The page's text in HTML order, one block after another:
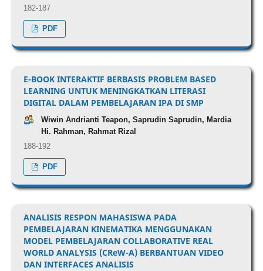
182-187
PDF
E-BOOK INTERAKTIF BERBASIS PROBLEM BASED
LEARNING UNTUK MENINGKATKAN LITERASI
DIGITAL DALAM PEMBELAJARAN IPA DI SMP
Wiwin Andrianti Teapon, Saprudin Saprudin, Mardia
Hi. Rahman, Rahmat Rizal
188-192
PDF
ANALISIS RESPON MAHASISWA PADA
PEMBELAJARAN KINEMATIKA MENGGUNAKAN
MODEL PEMBELAJARAN COLLABORATIVE REAL
WORLD ANALYSIS (CReW-A) BERBANTUAN VIDEO
DAN INTERFACES ANALISIS